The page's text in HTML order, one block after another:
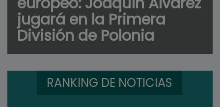
jugará en la Primera
División de Polonia
RANKING DE NOTICIAS